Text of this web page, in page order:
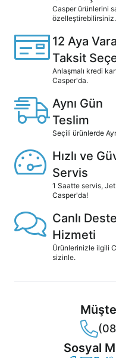
Casper ürünlerini
özelleştirebilirsiniz.
12 Aya
Taksit
Anlaşmalı kredi
Casper'da.
Aynı Gün
Teslim
Seçili ürünlerde
Hızlı ve
Servis
1 Saatte servis,
Casper'da!
Canlı
Hizmeti
Ürünlerinizle ilgili
sizinle.
Sosyal